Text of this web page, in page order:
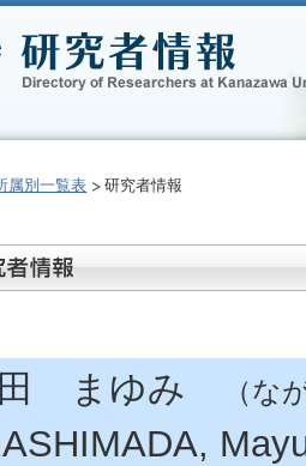
属別一覧表 研究者情報
田 まゆみ （な